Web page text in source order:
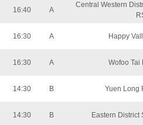
16:40 A
Central Western
16:30 A Happy
16:30 A Wofoo Tai
14:30 B Yuen Long
14:30 B Eastern District